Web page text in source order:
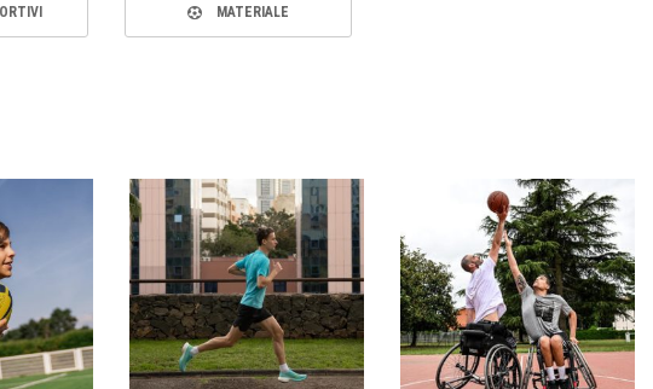
MATERIALE